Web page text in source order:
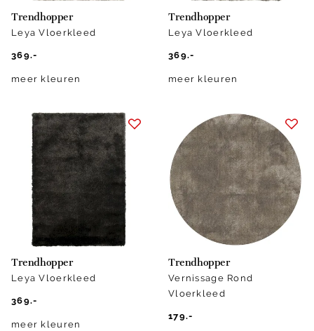
Trendhopper
Leya Vloerkleed
369.-
meer kleuren
Trendhopper
Leya Vloerkleed
369.-
meer kleuren
Trendhopper
Leya Vloerkleed
369.-
meer kleuren
Trendhopper
Vernissage Rond
Vloerkleed
179.-